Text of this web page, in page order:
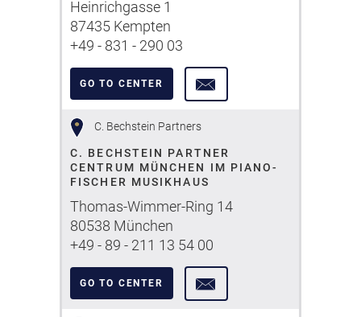
Heinrichgasse 1
87435 Kempten
+49 - 831 - 290 03
GO TO CENTER
C. Bechstein Partners
C. BECHSTEIN PARTNER
CENTRUM MÜNCHEN IM PIANO-
FISCHER MUSIKHAUS
Thomas-Wimmer-Ring 14
80538 München
+49 - 89 - 211 13 54 00
GO TO CENTER